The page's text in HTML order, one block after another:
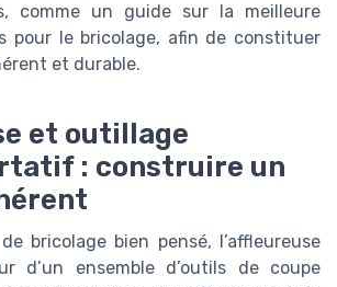
comme un guide sur la meilleure
pour le bricolage, afin de constituer
et durable.
et outillage
: construire un
bricolage bien pensé, l’affleureuse
d’un ensemble d’outils de coupe